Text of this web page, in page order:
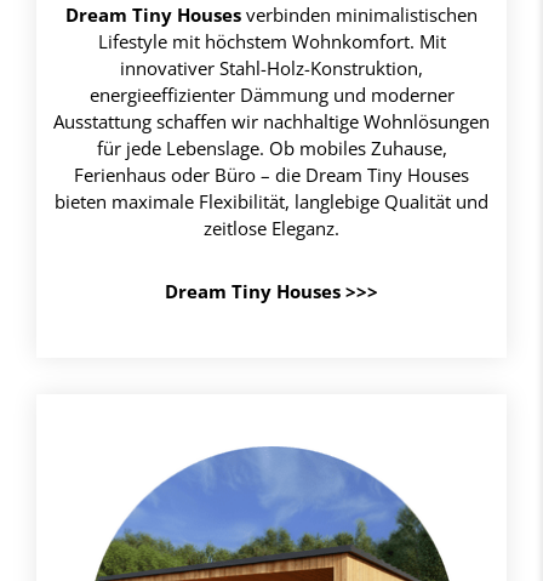
Dream Tiny Housesverbinden minimalistischen
Lifestyle mit höchstem Wohnkomfort. Mit
innovativer Stahl-Holz-Konstruktion,
energieeffizienter Dämmung und moderner
Ausstattung schaffen wir nachhaltige Wohnlösungen
für jede Lebenslage. Ob mobiles Zuhause,
Ferienhaus oder Büro – die Dream Tiny Houses
bieten maximale Flexibilität, langlebige Qualität und
zeitlose Eleganz.
Dream Tiny Houses >>>